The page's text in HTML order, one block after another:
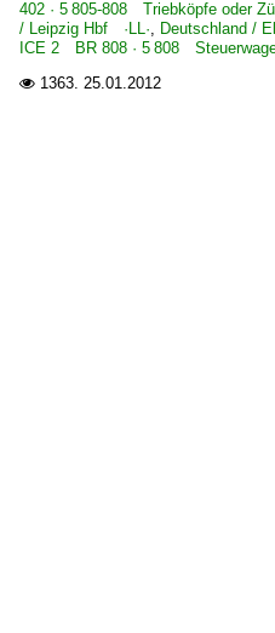
402 · 5 805-808 Triebköpfe oder
/ Leipzig Hbf ·LL·, Deutschland /
ICE 2 BR 808 · 5 808
 1363. 25.01.2012